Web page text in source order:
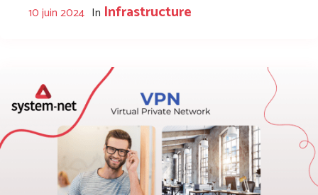
10 juin 2024 In Infrastructure